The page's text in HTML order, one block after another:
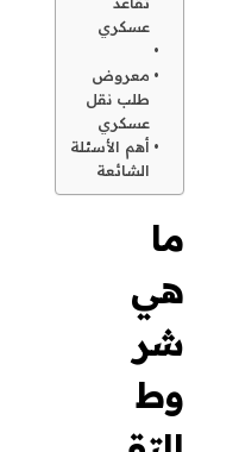
هي
شرو
ط
التقا
عد
المب